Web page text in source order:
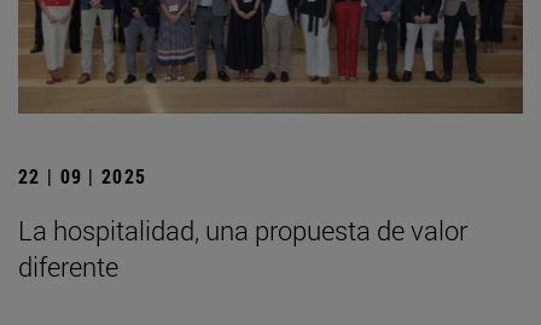
22 | 09 | 2025
La hospitalidad, una propuesta de valor
diferente